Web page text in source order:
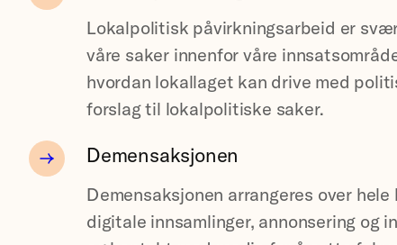
Lokalpolitisk påvirkningsarbeid er
våre saker innenfor våre
hvordan lokallaget kan drive med
forslag til lokalpolitiske saker.
Demensaksjonen
Demensaksjonen arrangeres over
digitale innsamlinger, annonsering og